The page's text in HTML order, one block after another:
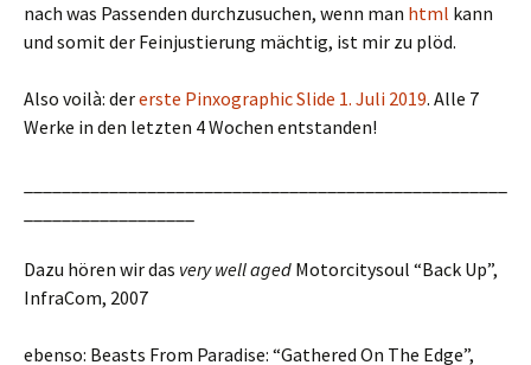
nach was Passenden durchzusuchen, wenn man html kann
und somit der Feinjustierung mächtig, ist mir zu plöd.
Also voilà: dererste Pinxographic Slide 1. Juli 2019. Alle 7
Werke in den letzten 4 Wochen entstanden!
Dazu hören wir das very well aged Motorcitysoul “Back Up”,
InfraCom, 2007
ebenso: Beasts From Paradise: “Gathered On The Edge”,